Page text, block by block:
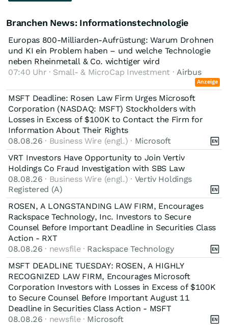
es wohl einfach Aktien, deren (Unter-)Bewertung man nicht
verstehen kann.
Branchen News: Informationstechnologie
Europas 800-Milliarden-Aufrüstung: Warum Drohnen
und KI ein Problem haben – und welche Technologie
neben Rheinmetall & Co. wichtiger wird
07:40 Uhr · Small- & MicroCap Investment · Airbus
Anzeige
MSFT Deadline: Rosen Law Firm Urges Microsoft
Corporation (NASDAQ: MSFT) Stockholders with
Losses in Excess of $100K to Contact the Firm for
Information About Their Rights
08.08.26 · Business Wire (engl.) · Microsoft
VRT Investors Have Opportunity to Join Vertiv
Holdings Co Fraud Investigation with SBS Law
08.08.26 · Business Wire (engl.) · Vertiv Holdings
Registered (A)
ROSEN, A LONGSTANDING LAW FIRM, Encourages
Rackspace Technology, Inc. Investors to Secure
Counsel Before Important Deadline in Securities Class
Action - RXT
08.08.26 · newsfile · Rackspace Technology
MSFT DEADLINE TUESDAY: ROSEN, A HIGHLY
RECOGNIZED LAW FIRM, Encourages Microsoft
Corporation Investors with Losses in Excess of $100K
to Secure Counsel Before Important August 11
Deadline in Securities Class Action - MSFT
08.08.26 · newsfile · Microsoft